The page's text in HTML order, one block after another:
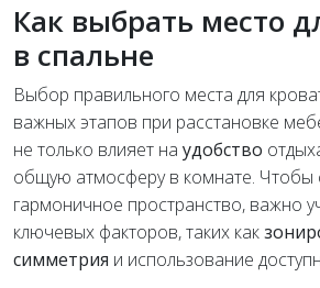
Как выбрать место
в спальне
Выбор правильного места для
важных этапов при расстановке
не только влияет на удобство
общую атмосферу в комнате. Чтобы
гармоничное пространство, важно
ключевых факторов, таких как
симметрия и использование